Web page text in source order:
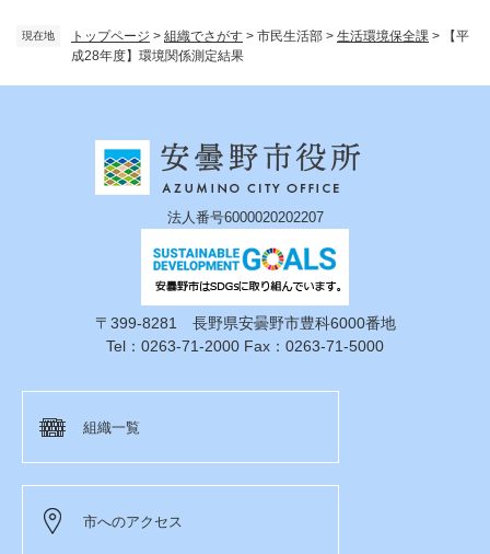
現在地 トップページ > 組織でさがす > 市民生活部 > 生活環境保全課 >
【平
成28年度】環境関係測定結果
法人番号6000020202207
〒399-8281 長野県安曇野市豊科6000番地
Tel：0263-71-2000 Fax：0263-71-5000
組織一覧
市へのアクセス